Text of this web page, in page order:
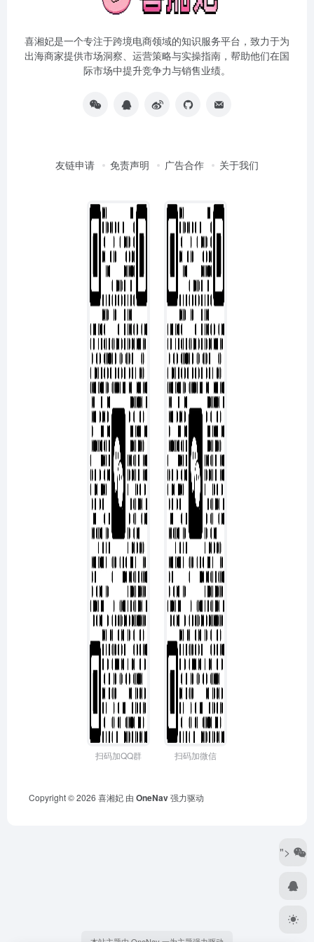
喜湘妃是一个专注于跨境电商领域的知识服务平台，致力于为
出海商家提供市场洞察、运营策略与实操指南，帮助他们在国
际市场中提升竞争力与销售业绩。
友链申请 免责声明 广告合作 关于我们
扫码加QQ群 扫码加微信
Copyright © 2026 喜湘妃 由 OneNav强力驱动
">